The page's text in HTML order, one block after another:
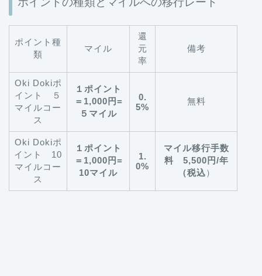
ポイント種
類
マイル
還
元
率
備考
Oki Dokiポ
イント ５
マイルコー
ス
１ポイント
＝1,000円=
５マイル
0.
5%
無料
Oki Dokiポ
イント 10
マイルコー
ス
１ポイント
＝1,000円=
10マイル
1.
0%
マイル移行手数
料 5,500円/年
（税込）